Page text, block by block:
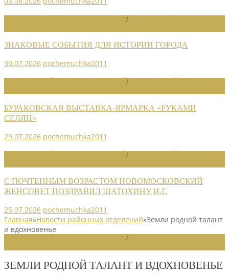
/
ЗНАКОВЫЕ СОБЫТИЯ ДЛЯ ИСТОРИИ ГОРОДА
30.07.2026 pochemuchka2011
/
БУРАКОВСКАЯ ВЫСТАВКА-ЯРМАРКА «РУКАМИ
СЕЛЯН»
29.07.2026 pochemuchka2011
/
С ПОЧТЕННЫМ ВОЗРАСТОМ НОВОМОСКОВСКИЙ
ЖЕНСОВЕТ ПОЗДРАВИЛ ШАТОХИНУ И.Г.
25.07.2026 pochemuchka2011
Главная»Новости районных отделений»Земли родной талант
и вдохновенье
/
ЗЕМЛИ РОДНОЙ ТАЛАНТ И ВДОХНОВЕНЬЕ